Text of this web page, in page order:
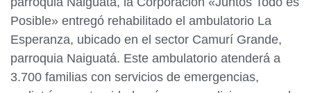
Posible» entregó rehabilitado el ambulatorio La
Esperanza, ubicado en el sector Camurí Grande,
parroquia Naiguatá. Este ambulatorio atenderá a
3.700 familias con servicios de emergencias,